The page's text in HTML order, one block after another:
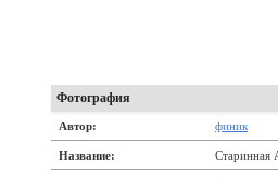
Фотография
Автор: финик
Название: Старинная